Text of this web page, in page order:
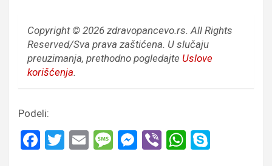
Copyright © 2026 zdravopancevo.rs. All Rights
Reserved/Sva prava zaštićena. U slučaju
preuzimanja, prethodno pogledajte Uslove
korišćenja.
Podeli:
F
T
E
M M Vi W